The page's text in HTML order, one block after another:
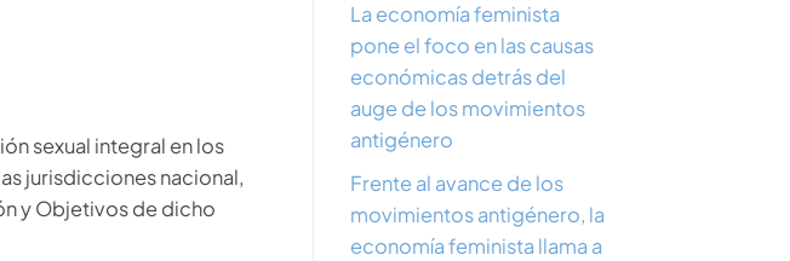
sexual integral en los
jurisdicciones nacional,
y Objetivos de dicho
La economía feminista
pone el foco en las causas
económicas detrás del
auge de los movimientos
antigénero
Frente al avance de los
movimientos antigénero, la
economía feminista llama a